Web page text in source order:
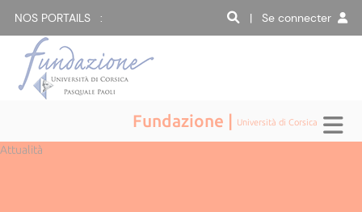
NOS PORTAILS : | Se connecter
Fundazione | Università di Corsica
Attualità